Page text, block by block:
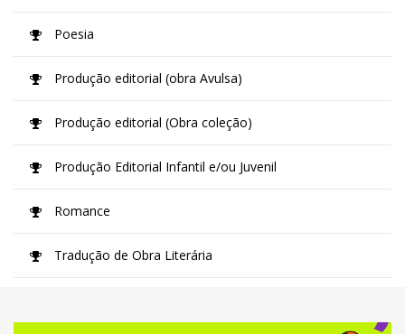
Poesia
Produção editorial (obra Avulsa)
Produção editorial (Obra coleção)
Produção Editorial Infantil e/ou Juvenil
Romance
Tradução de Obra Literária